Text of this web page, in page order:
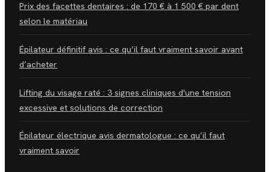
Prix des facettes dentaires : de 170 € à 1 500 € par dent
selon le matériau
Épilateur définitif avis : ce qu’il faut vraiment savoir avant
d’acheter
Lifting du visage raté : 3 signes cliniques d'une tension
excessive et solutions de correction
Épilateur électrique avis dermatologue : ce qu’il faut
vraiment savoir